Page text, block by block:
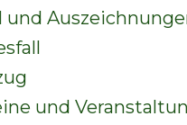
und
und